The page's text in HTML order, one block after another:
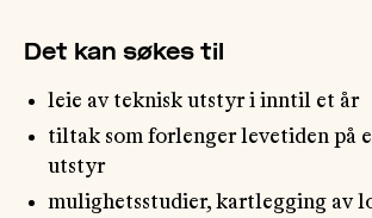
Det kan søkes til
leie av teknisk utstyr i inntil et år
tiltak som forlenger levetiden på
utstyr
mulighetsstudier, kartlegging av